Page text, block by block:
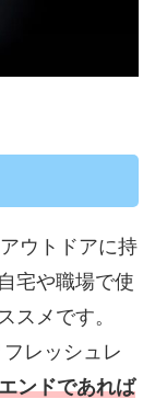
ウトドアに持
宅や職場で使
スメです。
レッシュレ
ンドであれば